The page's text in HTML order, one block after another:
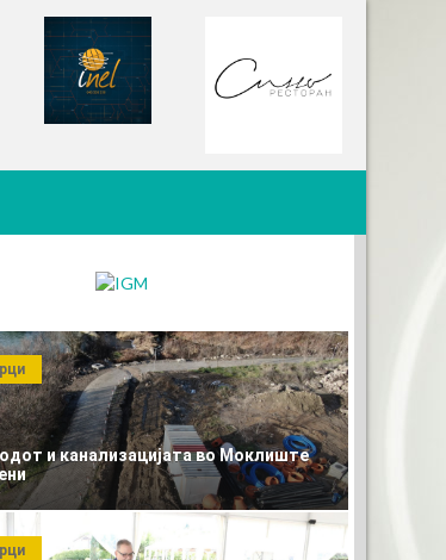
и канализацијата во Моклиште